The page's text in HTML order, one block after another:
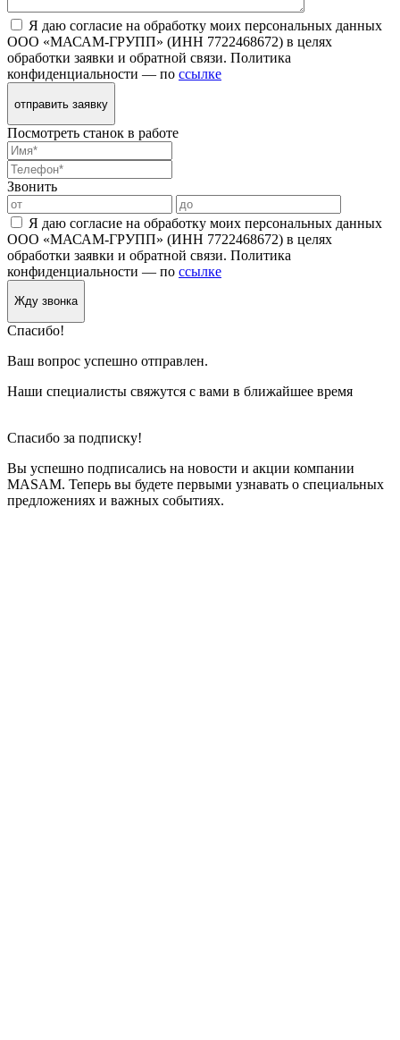
Я даю согласие на обработку моих персональных данных
ООО «МАСАМ-ГРУПП» (ИНН 7722468672) в целях
обработки заявки и обратной связи. Политика
конфиденциальности — по ссылке
отправить заявку
Посмотреть станок в работе
Звонить
Я даю согласие на обработку моих персональных данных
ООО «МАСАМ-ГРУПП» (ИНН 7722468672) в целях
обработки заявки и обратной связи. Политика
конфиденциальности — по ссылке
Жду звонка
Спасибо!
Ваш вопрос успешно отправлен.
Наши специалисты свяжутся с вами в ближайшее время
Спасибо за подписку!
Вы успешно подписались на новости и акции компании
MASAM. Теперь вы будете первыми узнавать о специальных
предложениях и важных событиях.